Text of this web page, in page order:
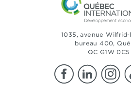
1035, avenue
bureau 400,
QC G1W 0C5